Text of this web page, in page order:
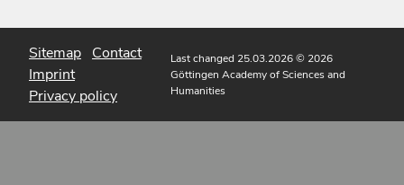
Sitemap Contact
Imprint
Privacy policy
Last changed 25.03.2026© 2026
Göttingen Academy of Sciences and
Humanities